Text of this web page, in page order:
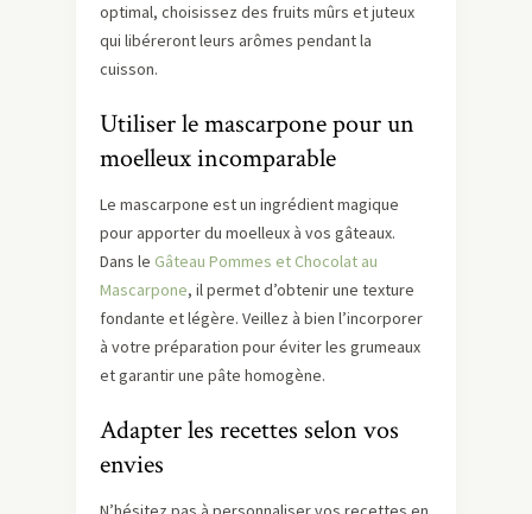
optimal, choisissez des fruits mûrs et juteux
qui libéreront leurs arômes pendant la
cuisson.
Utiliser le mascarpone pour un
moelleux incomparable
Le mascarpone est un ingrédient magique
pour apporter du moelleux à vos gâteaux.
Dans le Gâteau Pommes et Chocolat au
Mascarpone, il permet d’obtenir une texture
fondante et légère. Veillez à bien l’incorporer
à votre préparation pour éviter les grumeaux
et garantir une pâte homogène.
Adapter les recettes selon vos
envies